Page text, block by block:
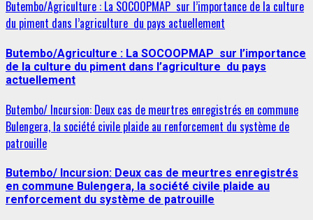
Butembo/Agriculture : La SOCOOPMAP sur l’importance de la culture
du piment dans l’agriculture du pays actuellement
Butembo/Agriculture : La SOCOOPMAP sur l’importance
de la culture du piment dans l’agriculture du pays
actuellement
Butembo/ Incursion: Deux cas de meurtres enregistrés en commune
Bulengera, la société civile plaide au renforcement du système de
patrouille
Butembo/ Incursion: Deux cas de meurtres enregistrés
en commune Bulengera, la société civile plaide au
renforcement du système de patrouille